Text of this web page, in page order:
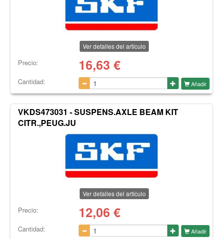
Ver detalles del artículo
Precio: 16,63 €
Cantidad: Añadir
VKDS473031 - SUSPENS.AXLE BEAM KIT
CITR.,PEUG.JU
Ver detalles del artículo
Precio: 12,06 €
Cantidad: Añadir